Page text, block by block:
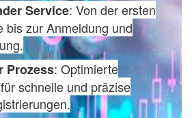
Service: Von der ersten
bis zur Anmeldung und
Prozess: Optimierte
schnelle und präzise